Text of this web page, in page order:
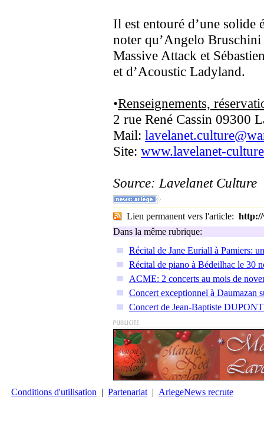
Il est entouré d’une
noter qu’Angelo Bruschini
Massive Attack et
et d’Acoustic Ladyland.
•Renseignements,
2 rue René Cassin 09300
Mail:
Site: www.lavelanet-
Source: Lavelanet Culture
Lien permanent vers l'article: http://
Dans la même rubrique:
Récital de Jane Euriall à Pamiers:
Récital de piano à Bédeilhac le 30
ACME: 2 concerts au mois de
Concert exceptionnel à Daumazan
Concert de Jean-Baptiste
Conditions d'utilisation | Partenariat | AriegeNews recrute